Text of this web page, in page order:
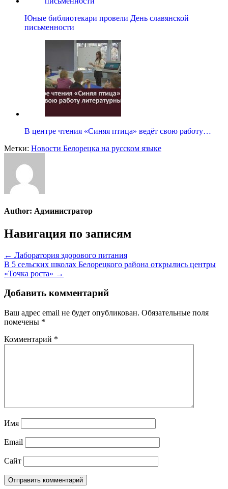
Юные библиотекари провели День славянской
письменности
В центре чтения «Синяя птица» ведёт свою работу…
Метки: Новости Белорецка на русском языке
Author: Администратор
Навигация по записям
← Лаборатория здорового питания
В 5 сельских школах Белорецкого района открылись центры
«Точка роста» →
Добавить комментарий
Ваш адрес email не будет опубликован. Обязательные поля
помечены *
Комментарий *
Имя
Email
Сайт